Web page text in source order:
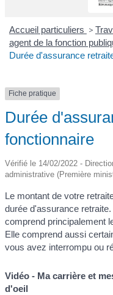
Accueil particuliers >
agent de la fonction
Durée d'assurance
Fiche pratique
Durée
fonctionnaire
Vérifié le 14/02/2022 -
administrative (Première
Le montant de votre
durée d'assurance
comprend principalement
Elle comprend aussi
vous avez interrompu ou
Vidéo - Ma carrière et
d'oeil